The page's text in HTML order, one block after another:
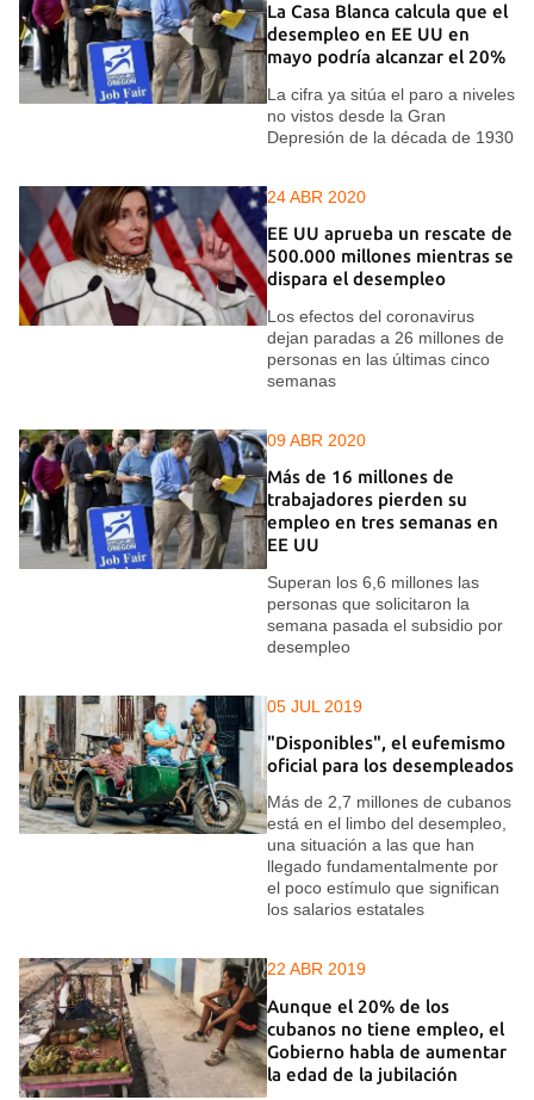
La Casa Blanca calcula que el
desempleo en EE UU en
mayo podría alcanzar el 20%
La cifra ya sitúa el paro a niveles
no vistos desde la Gran
Depresión de la década de 1930
24 ABR 2020
EE UU aprueba un rescate de
500.000 millones mientras se
dispara el desempleo
Los efectos del coronavirus
dejan paradas a 26 millones de
personas en las últimas cinco
semanas
09 ABR 2020
Más de 16 millones de
trabajadores pierden su
empleo en tres semanas en
EE UU
Superan los 6,6 millones las
personas que solicitaron la
semana pasada el subsidio por
desempleo
05 JUL 2019
"Disponibles", el eufemismo
oficial para los desempleados
Más de 2,7 millones de cubanos
está en el limbo del desempleo,
una situación a las que han
llegado fundamentalmente por
el poco estímulo que significan
los salarios estatales
22 ABR 2019
Aunque el 20% de los
cubanos no tiene empleo, el
Gobierno habla de aumentar
la edad de la jubilación